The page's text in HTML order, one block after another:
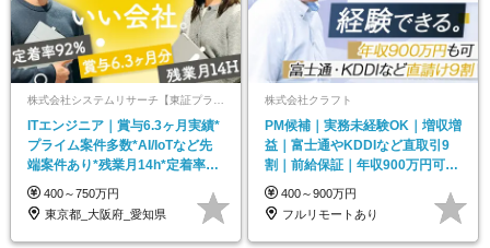
ITエンジニア｜賞与6.3ヶ月実績*
プライム案件多数*AI/IoTなど先
端案件あり*残業月14h*定着率
92%
400～750万円
東京都_大阪府_愛知県
株式会社クラフト
PM候補｜実務未経験OK｜増収増
益｜富士通やKDDIなど直取引9
割｜前給保証｜年収900万円可｜
賞与4か月分
400～900万円
フルリモートあり